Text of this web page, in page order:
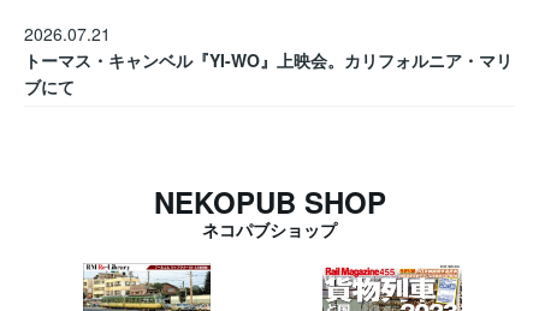
2026.07.21
トーマス・キャンベル『YI-WO』上映会。カリフォルニア・マリ
ブにて
NEKOPUB SHOP
ネコパブショップ